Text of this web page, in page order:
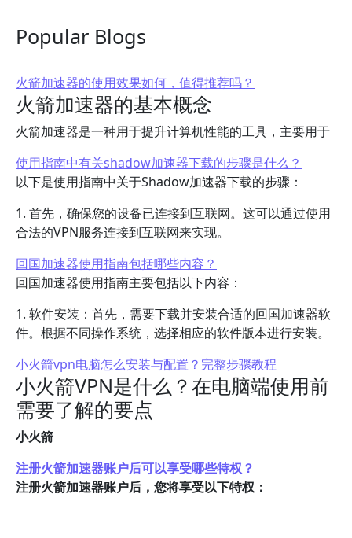
Popular Blogs
火箭加速器的使用效果如何，值得推荐吗？
火箭加速器的基本概念
火箭加速器是一种用于提升计算机性能的工具，主要用于
使用指南中有关shadow加速器下载的步骤是什么？
以下是使用指南中关于Shadow加速器下载的步骤：
1. 首先，确保您的设备已连接到互联网。这可以通过使用
合法的VPN服务连接到互联网来实现。
回国加速器使用指南包括哪些内容？
回国加速器使用指南主要包括以下内容：
1. 软件安装：首先，需要下载并安装合适的回国加速器软
件。根据不同操作系统，选择相应的软件版本进行安装。
小火箭vpn电脑怎么安装与配置？完整步骤教程
小火箭VPN是什么？在电脑端使用前
需要了解的要点
小火箭
注册火箭加速器账户后可以享受哪些特权？
注册火箭加速器账户后，您将享受以下特权：